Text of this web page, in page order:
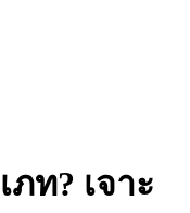
ท? เจาะ